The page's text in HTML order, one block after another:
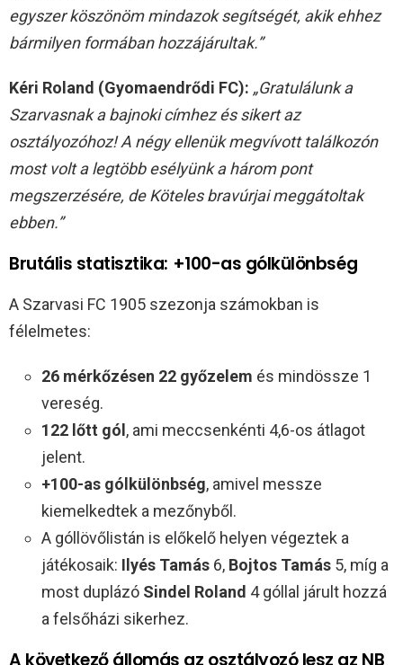
egyszer köszönöm mindazok segítségét, akik ehhez
bármilyen formában hozzájárultak.”
Kéri Roland (Gyomaendrődi FC): „Gratulálunk a
Szarvasnak a bajnoki címhez és sikert az
osztályozóhoz! A négy ellenük megvívott találkozón
most volt a legtöbb esélyünk a három pont
megszerzésére, de Köteles bravúrjai meggátoltak
ebben.”
Brutális statisztika: +100-as gólkülönbség
A Szarvasi FC 1905 szezonja számokban is
félelmetes:
26 mérkőzésen 22 győzelem és mindössze 1
vereség.
122 lőtt gól , ami meccsenkénti 4,6-os átlagot
jelent.
+100-as gólkülönbség, amivel messze
kiemelkedtek a mezőnyből.
A góllövőlistán is előkelő helyen végeztek a
játékosaik: Ilyés Tamás 6, Bojtos Tamás 5, míg a
most duplázó Sindel Roland 4 góllal járult hozzá
a felsőházi sikerhez.